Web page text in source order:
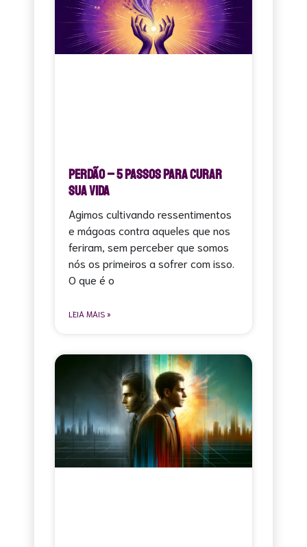
PERDÃO – 5 Passos Para Curar
Sua Vida
Agimos cultivando ressentimentos
e mágoas contra aqueles que nos
feriram, sem perceber que somos
nós os primeiros a sofrer com isso.
O que é o
LEIA MAIS »